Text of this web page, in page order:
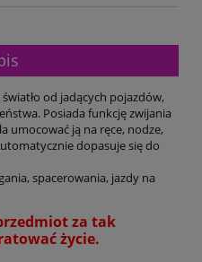
od jadących pojazdów,
Posiada funkcję zwijania
umocować ją na ręce, nodze,
dopasuje się do
spacerowania, jazdy na
za tak
życie.